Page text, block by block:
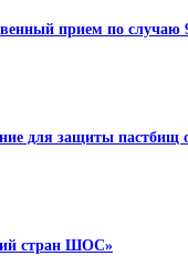
прием по случаю
для защиты пастбищ
стран ШОС»